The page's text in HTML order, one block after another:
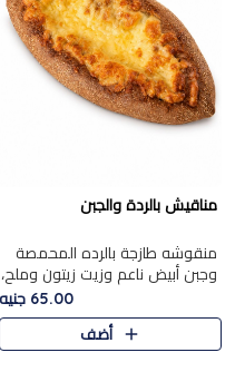
مناقيش بالردة والجبن
منقوشه طازجة بالرده المحمصة
وجبن أبيض ناعم وزيت زيتون وملح،
مباشرة من الفرن.الرده مع نعومة
الجبن فوق عجينة طازجة.
65.00 جنيه
أضف